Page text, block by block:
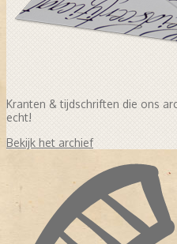
Kranten & tijdschriften die ons
echt!
Bekijk het archief